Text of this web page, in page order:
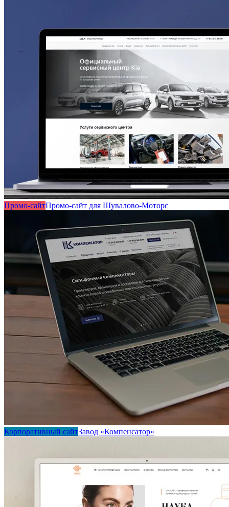
Промо-сайтПромо-сайт для Шувалово-Моторс
Корпоративный сайтЗавод «Компенсатор»